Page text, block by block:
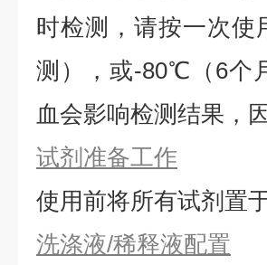
时检测，请按一次
测），或-80℃（6个
血会影响检测结果，
试剂准备工作
使用前将所有试剂置
洗涤液/稀释液配置